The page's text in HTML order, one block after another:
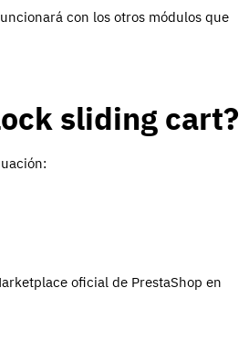
con los otros módulos que
sliding cart?
oficial de PrestaShop en